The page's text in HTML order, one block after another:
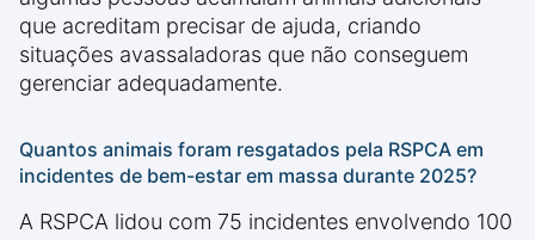
que acreditam precisar de ajuda, criando
situações avassaladoras que não conseguem
gerenciar adequadamente.
Quantos animais foram resgatados pela RSPCA em
incidentes de bem-estar em massa durante 2025?
A RSPCA lidou com 75 incidentes envolvendo 100